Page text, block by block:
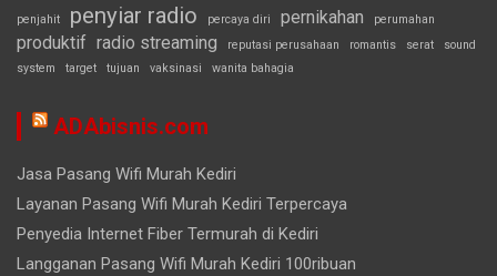
penjahit penyiar radio percaya diri pernikahan perumahan
produktif radio streaming reputasi perusahaan romantis serat
sound
system
target tujuan vaksinasi wanita bahagia
ADAbisnis.com
Jasa Pasang Wifi Murah Kediri
Layanan Pasang Wifi Murah Kediri Terpercaya
Penyedia Internet Fiber Termurah di Kediri
Langganan Pasang Wifi Murah Kediri 100ribuan